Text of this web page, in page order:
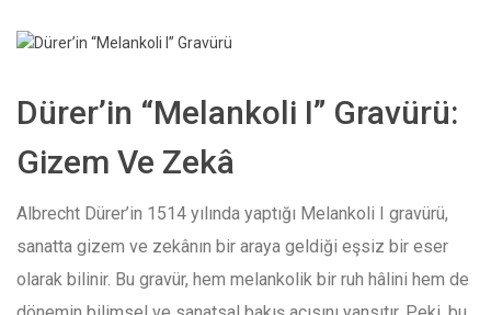
Dürer’in “Melankoli I” Gravürü:
Gizem Ve Zekâ
Albrecht Dürer’in 1514 yılında yaptığı Melankoli I gravürü,
sanatta gizem ve zekânın bir araya geldiği eşsiz bir eser
olarak bilinir. Bu gravür, hem melankolik bir ruh hâlini hem de